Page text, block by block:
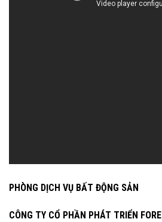
PHÒNG DỊCH VỤ BẤT ĐỘNG SẢN
CÔNG TY CỔ PHẦN PHÁT TRIỂN FORE